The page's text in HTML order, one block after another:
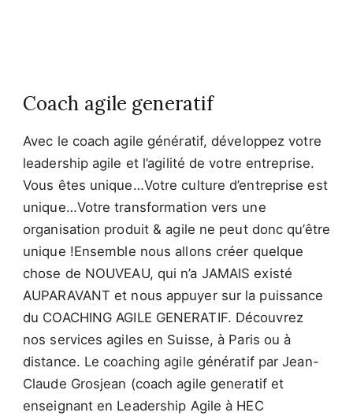
Coach agile generatif
Avec le coach agile génératif, développez votre
leadership agile et l’agilité de votre entreprise.
Vous êtes unique…Votre culture d’entreprise est
unique…Votre transformation vers une
organisation produit & agile ne peut donc qu’être
unique !Ensemble nous allons créer quelque
chose de NOUVEAU, qui n’a JAMAIS existé
AUPARAVANT et nous appuyer sur la puissance
du COACHING AGILE GENERATIF. Découvrez
nos services agiles en Suisse, à Paris ou à
distance. Le coaching agile génératif par Jean-
Claude Grosjean (coach agile generatif et
enseignant en Leadership Agile à HEC